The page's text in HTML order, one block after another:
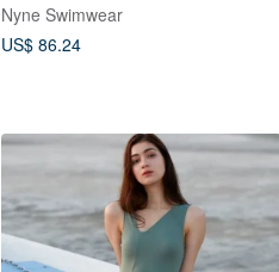
Nyne Swimwear
US$ 86.24